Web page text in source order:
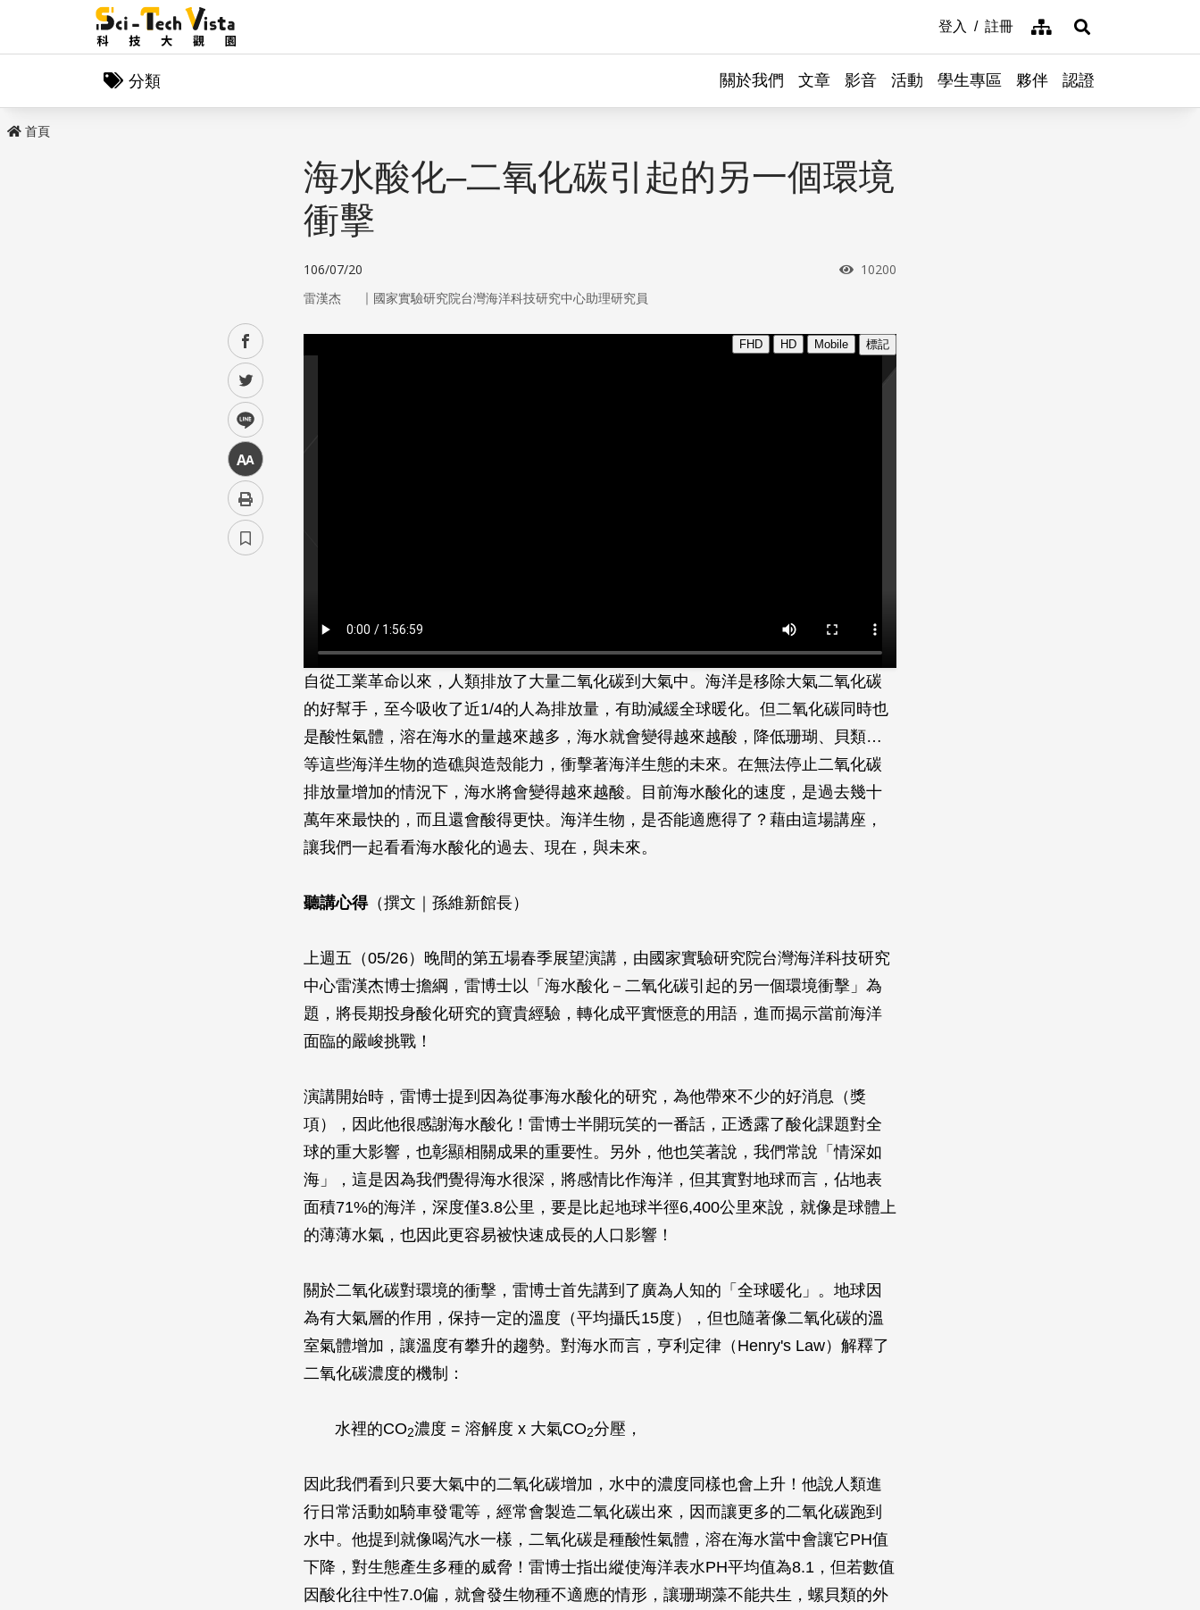
登入 註冊 網站導覽展開搜尋
分類 關於我們 文章 影音 活動 學生專區 夥伴 認證
首頁
facebook
twitter
line
中
海水酸化–二氧化碳引起的另一個環境
衝擊
106/07/20 瀏覽次數
10200
雷漢杰 ｜ 國家實驗研究院台灣海洋科技研究中心助理研究員
自從工業革命以來，人類排放了大量二氧化碳到大氣中。海洋是移除大氣二氧化碳
的好幫手，至今吸收了近1/4的人為排放量，有助減緩全球暖化。但二氧化碳同時也
是酸性氣體，溶在海水的量越來越多，海水就會變得越來越酸，降低珊瑚、貝類…
等這些海洋生物的造礁與造殼能力，衝擊著海洋生態的未來。在無法停止二氧化碳
排放量增加的情況下，海水將會變得越來越酸。目前海水酸化的速度，是過去幾十
萬年來最快的，而且還會酸得更快。海洋生物，是否能適應得了？藉由這場講座，
讓我們一起看看海水酸化的過去、現在，與未來。
聽講心得（撰文｜孫維新館長）
上週五（05/26）晚間的第五場春季展望演講，由國家實驗研究院台灣海洋科技研究
中心雷漢杰博士擔綱，雷博士以「海水酸化－二氧化碳引起的另一個環境衝擊」為
題，將長期投身酸化研究的寶貴經驗，轉化成平實愜意的用語，進而揭示當前海洋
面臨的嚴峻挑戰！
演講開始時，雷博士提到因為從事海水酸化的研究，為他帶來不少的好消息（獎
項），因此他很感謝海水酸化！雷博士半開玩笑的一番話，正透露了酸化課題對全
球的重大影響，也彰顯相關成果的重要性。另外，他也笑著說，我們常說「情深如
海」，這是因為我們覺得海水很深，將感情比作海洋，但其實對地球而言，佔地表
面積71%的海洋，深度僅3.8公里，要是比起地球半徑6,400公里來說，就像是球體上
的薄薄水氣，也因此更容易被快速成長的人口影響！
關於二氧化碳對環境的衝擊，雷博士首先講到了廣為人知的「全球暖化」。地球因
為有大氣層的作用，保持一定的溫度（平均攝氏15度），但也隨著像二氧化碳的溫
室氣體增加，讓溫度有攀升的趨勢。對海水而言，亨利定律（Henry's Law）解釋了
二氧化碳濃度的機制：
水裡的CO2濃度 = 溶解度 x 大氣CO2分壓，
因此我們看到只要大氣中的二氧化碳增加，水中的濃度同樣也會上升！他說人類進
行日常活動如騎車發電等，經常會製造二氧化碳出來，因而讓更多的二氧化碳跑到
水中。他提到就像喝汽水一樣，二氧化碳是種酸性氣體，溶在海水當中會讓它PH值
下降，對生態產生多種的威脅！雷博士指出縱使海洋表水PH平均值為8.1，但若數值
因酸化往中性7.0偏，就會發生物種不適應的情形，讓珊瑚藻不能共生，螺貝類的外